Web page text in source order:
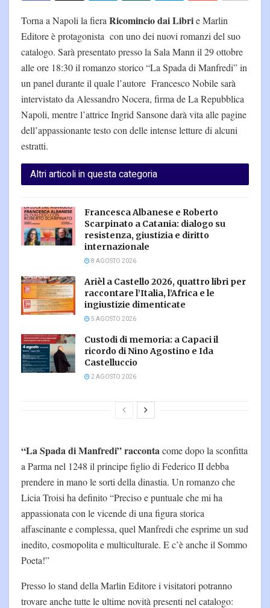
Torna a Napoli la fiera Ricomincio dai Librie Marlin
Editore è protagonista con uno dei nuovi romanzi del suo
catalogo. Sarà presentato presso la Sala Mann il 29 ottobre
alle ore 18:30 il romanzo storico “La Spada di Manfredi” in
un panel durante il quale l’autore Francesco Nobile sarà
intervistato da Alessandro Nocera, firma de La Repubblica
Napoli, mentre l’attrice Ingrid Sansone darà vita alle pagine
dell’appassionante testo con delle intense letture di alcuni
estratti.
Altri articoli in questa categoria
Francesca Albanese e Roberto
Scarpinato a Catania: dialogo su
resistenza, giustizia e diritto
internazionale
8 AGOSTO 2026
Arièl a Castello 2026, quattro libri per
raccontare l’Italia, l’Africa e le
ingiustizie dimenticate
5 AGOSTO 2026
Custodi di memoria: a Capaci il
ricordo di Nino Agostino e Ida
Castelluccio
2 AGOSTO 2026
“La Spada di Manfredi” raccontacome dopo la sconfitta
a Parma nel 1248 il principe figlio di Federico II debba
prendere in mano le sorti della dinastia. Un romanzo che
Licia Troisi ha definito “Preciso e puntuale che mi ha
appassionata con le vicende di una figura storica
affascinante e complessa, quel Manfredi che esprime un sud
inedito, cosmopolita e multiculturale. E c’è anche il Sommo
Poeta!”
Presso lo stand della Marlin Editore i visitatori potranno
trovare anche tutte le ultime novità presenti nel catalogo: